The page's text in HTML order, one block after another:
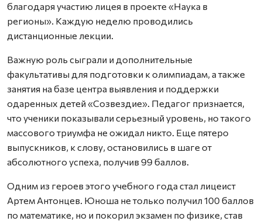
благодаря участию лицея в проекте «Наука в
регионы». Каждую неделю проводились
дистанционные лекции.
Важную роль сыграли и дополнительные
факультативы для подготовки к олимпиадам, а также
занятия на базе центра выявления и поддержки
одаренных детей «Созвездие». Педагог признается,
что ученики показывали серьезный уровень, но такого
массового триумфа не ожидал никто. Еще пятеро
выпускников, к слову, остановились в шаге от
абсолютного успеха, получив 99 баллов.
Одним из героев этого учебного года стал лицеист
Артем Антонцев. Юноша не только получил 100 баллов
по математике, но и покорил экзамен по физике, став